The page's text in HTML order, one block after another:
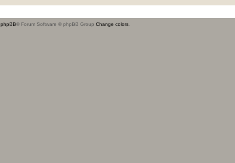
phpBB® Forum Software © phpBB Group Change colors.